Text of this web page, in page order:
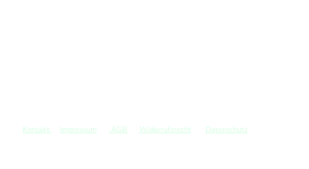
Kontakt Impressum AGB Widerrufsrecht Datenschutz